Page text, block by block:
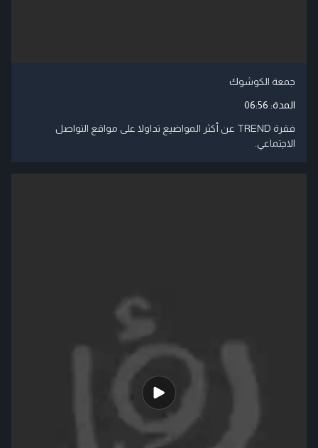
جمعة الكوشوك
المدة: 06:56
فقرة TREND عن أكثر المواضيع تداولا على مواقع التواصل
الاجتماعي.